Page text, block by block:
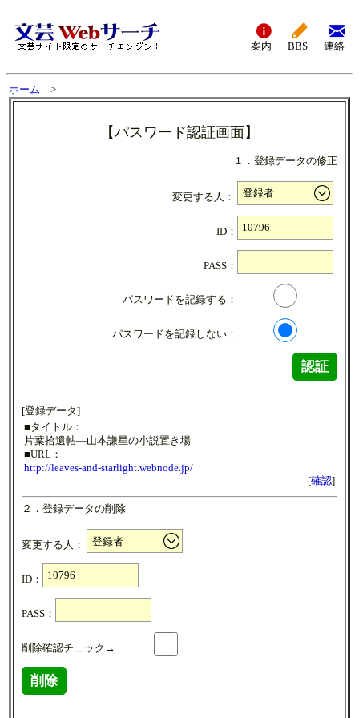
案内 BBS 連絡
ホーム >
【パスワード認証画面】
１．登録データの修正
変更する人：
ID：
PASS：
パスワードを記録する：
パスワードを記録しない：
認証
[登録データ]
■タイトル：
片葉拾遺帖―山本謙星の小説置き場
■URL：
http://leaves-and-starlight.webnode.jp/
[確認]
２．登録データの削除
変更する人：
ID：
PASS：
削除確認チェック→
削除